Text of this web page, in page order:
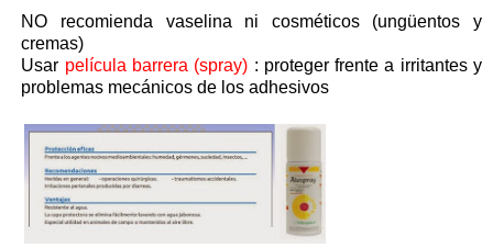
NO recomienda vaselina ni cosméticos (ungüentos y
cremas)
Usar película barrera (spray) : proteger frente a irritantes y
problemas mecánicos de los adhesivos